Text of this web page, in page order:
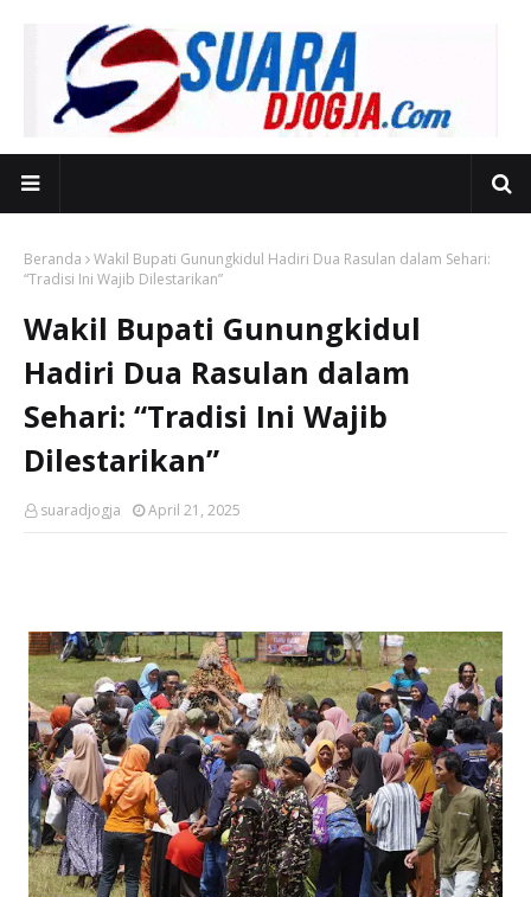
Beranda
Wakil Bupati Gunungkidul Hadiri Dua Rasulan dalam Sehari:
“Tradisi Ini Wajib Dilestarikan”
Wakil Bupati Gunungkidul
Hadiri Dua Rasulan dalam
Sehari: “Tradisi Ini Wajib
Dilestarikan”
suaradjogja April 21, 2025